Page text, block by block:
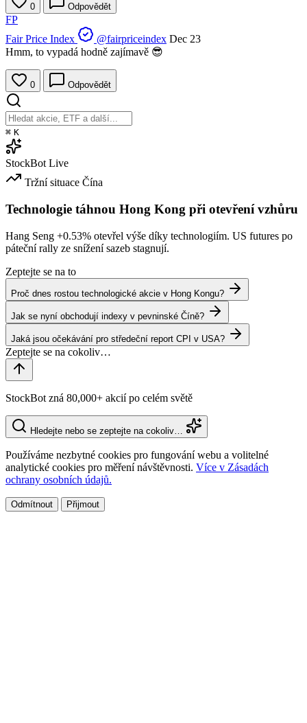
0 Odpovědět
FP
Fair Price Index
@fairpriceindex Dec 23
Hmm, to vypadá hodně zajímavě 😎
0 Odpovědět
⌘ K
StockBot Live
Tržní situace Čína
Technologie táhnou Hong Kong při otevření vzhůru
Hang Seng +0.53% otevřel výše díky technologiím. US futures po
páteční rally ze snížení sazeb stagnují.
Zeptejte se na to
Proč dnes rostou technologické akcie v Hong Kongu?
Jak se nyní obchodují indexy v pevninské Číně?
Jaká jsou očekávání pro středeční report CPI v USA?
StockBot zná 80,000+ akcií po celém světě
Hledejte nebo se zeptejte na cokoliv…
Používáme nezbytné cookies pro fungování webu a volitelné
analytické cookies pro měření návštěvnosti. Více v Zásadách
ochrany osobních údajů.
Odmítnout Přijmout